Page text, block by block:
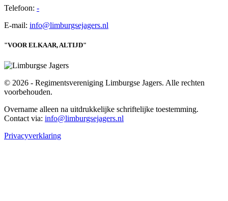
Telefoon: -
E-mail: info@limburgsejagers.nl
"VOOR ELKAAR, ALTIJD"
© 2026 - Regimentsvereniging Limburgse Jagers. Alle rechten
voorbehouden.
Overname alleen na uitdrukkelijke schriftelijke toestemming.
Contact via: info@limburgsejagers.nl
Privacyverklaring